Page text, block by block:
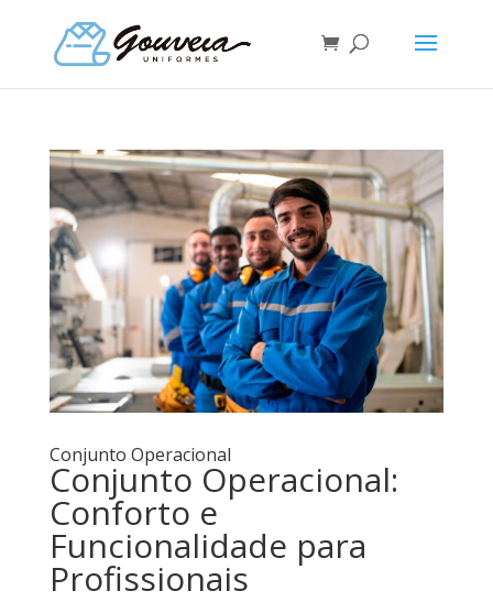
Conjunto Operacional
Conjunto Operacional:
Conforto e
Funcionalidade para
Profissionais